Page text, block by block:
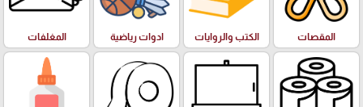
المقصات الكتب والروايات ادوات رياضية المغلفات